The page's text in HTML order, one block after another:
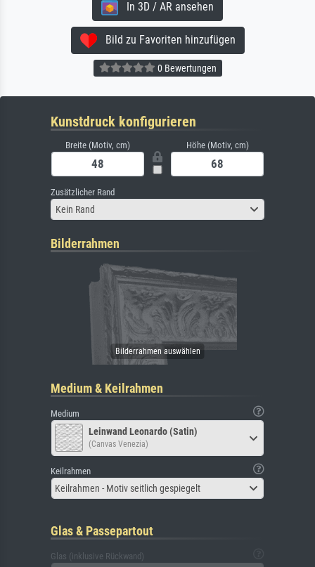
In 3D / AR ansehen
Bild zu Favoriten hinzufügen
0 Bewertungen
Kunstdruck konfigurieren
Breite (Motiv, cm) Höhe (Motiv, cm)
Zusätzlicher Rand
Kein Rand
Bilderrahmen
Medium & Keilrahmen
Medium
Leinwand Leonardo (Satin)
(Canvas Venezia)
Keilrahmen
Keilrahmen - Motiv seitlich gespiegelt
Glas & Passepartout
Glas (inklusive Rückwand)